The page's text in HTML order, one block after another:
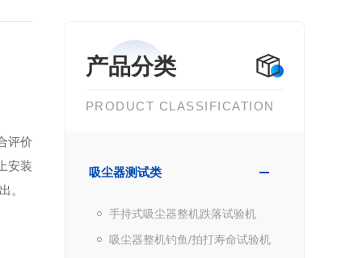
产品分类
PRODUCT CLASSIFICATION
吸尘器测试类
手持式吸尘器整机跌落试验机
吸尘器整机钓鱼/拍打寿命试验机
评价
安装
。